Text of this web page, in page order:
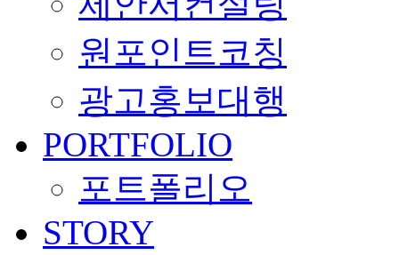
원포인트코칭
광고홍보대행
PORTFOLIO
포트폴리오
STORY